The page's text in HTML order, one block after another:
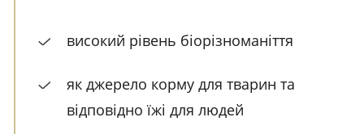
високий рівень біорізноманіття
як джерело корму для тварин та
відповідно їжі для людей